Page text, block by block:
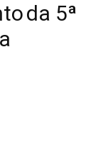
da 5ª